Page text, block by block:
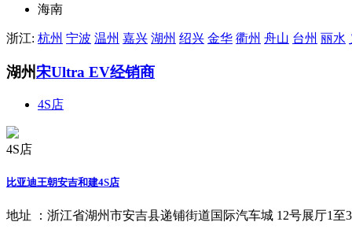
海南
浙江: 杭州 宁波 温州 嘉兴 湖州 绍兴 金华 衢州 舟山 台州 丽水
湖州宋Ultra EV经销商
4S店
4S店
比亚迪王朝安吉和建4S店
地址 ： 浙江省湖州市安吉县递铺街道国际汽车城 12号展厅1至